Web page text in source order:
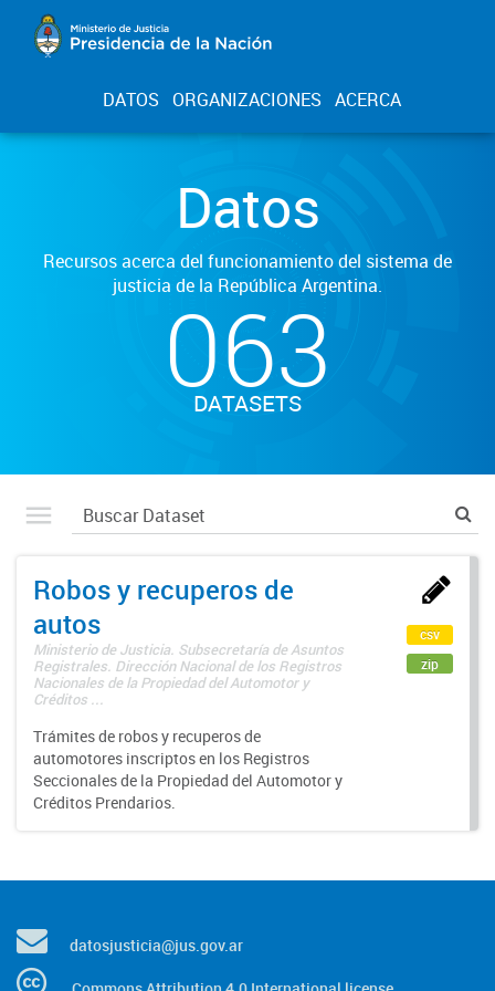
DATOS ORGANIZACIONES ACERCA
Datos
Recursos acerca del funcionamiento del sistema de
justicia de la República Argentina.
063
DATASETS
Robos y recuperos de
autos
Ministerio de Justicia. Subsecretaría de Asuntos
Registrales. Dirección Nacional de los Registros
Nacionales de la Propiedad del Automotor y
Créditos ...
Trámites de robos y recuperos de
automotores inscriptos en los Registros
Seccionales de la Propiedad del Automotor y
Créditos Prendarios.
csv
zip
datosjusticia@jus.gov.ar